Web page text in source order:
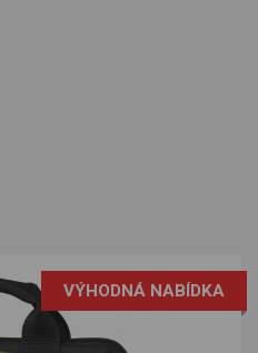
VÝHODNÁ NABÍDKA